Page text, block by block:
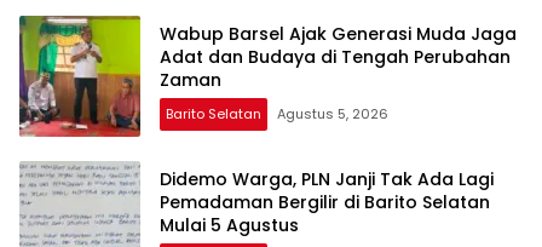
Wabup Barsel Ajak Generasi Muda Jaga
Adat dan Budaya di Tengah Perubahan
Zaman
Barito Selatan Agustus 5, 2026
Didemo Warga, PLN Janji Tak Ada Lagi
Pemadaman Bergilir di Barito Selatan
Mulai 5 Agustus